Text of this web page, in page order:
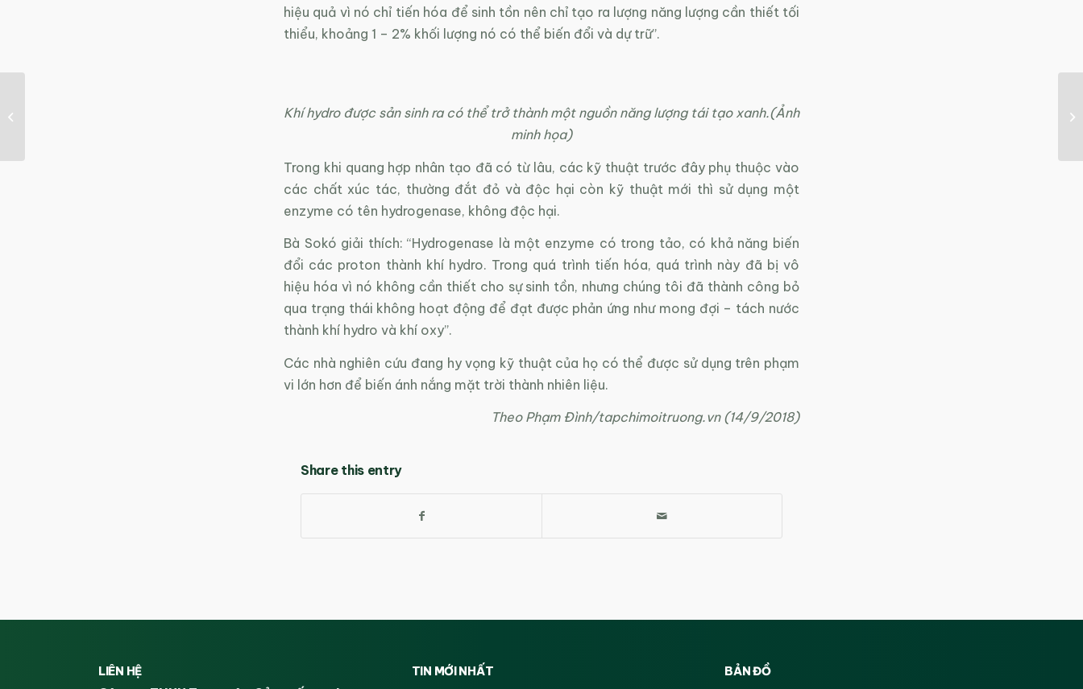
hiệu quả vì nó chỉ tiến hóa để sinh tồn nên chỉ tạo ra lượng năng lượng cần thiết tối
thiểu, khoảng 1 – 2% khối lượng nó có thể biến đổi và dự trữ”.
Khí hydro được sản sinh ra có thể trở thành một nguồn năng lượng tái tạo xanh.(Ảnh
minh họa)
Trong khi quang hợp nhân tạo đã có từ lâu, các kỹ thuật trước đây phụ thuộc vào
các chất xúc tác, thường đắt đỏ và độc hại còn kỹ thuật mới thì sử dụng một
enzyme có tên hydrogenase, không độc hại.
Bà Sokó giải thích: “Hydrogenase là một enzyme có trong tảo, có khả năng biến
đổi các proton thành khí hydro. Trong quá trình tiến hóa, quá trình này đã bị vô
hiệu hóa vì nó không cần thiết cho sự sinh tồn, nhưng chúng tôi đã thành công bỏ
qua trạng thái không hoạt động để đạt được phản ứng như mong đợi – tách nước
thành khí hydro và khí oxy”.
Các nhà nghiên cứu đang hy vọng kỹ thuật của họ có thể được sử dụng trên phạm
vi lớn hơn để biến ánh nắng mặt trời thành nhiên liệu.
Theo Phạm Đình/tapchimoitruong.vn (14/9/2018)
Share this entry
LIÊN HỆ TIN MỚI NHẤT BẢN ĐỒ